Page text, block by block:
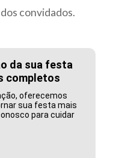
convidados.
da sua festa
completos
oferecemos
sua festa mais
para cuidar